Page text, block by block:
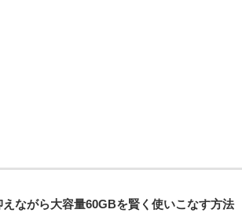
ながら大容量60GBを賢く使いこなす方法